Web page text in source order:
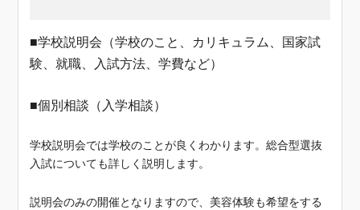
■学校説明会（学校のこと、カリキュラム、国家試
験、就職、入試方法、学費など）
■個別相談（入学相談）
学校説明会では学校のことが良くわかります。総合型選抜
入試についても詳しく説明します。
説明会のみの開催となりますので、美容体験も希望をする